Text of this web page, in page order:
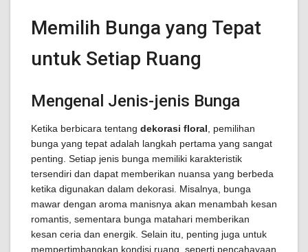
Memilih Bunga yang Tepat
untuk Setiap Ruang
Mengenal Jenis-jenis Bunga
Ketika berbicara tentang dekorasi floral , pemilihan
bunga yang tepat adalah langkah pertama yang sangat
penting. Setiap jenis bunga memiliki karakteristik
tersendiri dan dapat memberikan nuansa yang berbeda
ketika digunakan dalam dekorasi. Misalnya, bunga
mawar dengan aroma manisnya akan menambah kesan
romantis, sementara bunga matahari memberikan
kesan ceria dan energik. Selain itu, penting juga untuk
mempertimbangkan kondisi ruang, seperti pencahayaan